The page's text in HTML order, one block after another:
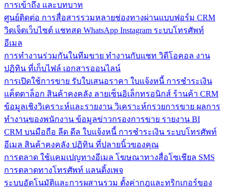
การเข้าถึง และบทบาท
ศูนย์ติดต่อ การสื่อสารรวมหลายช่องทางผ่านแบบฟอร์ม CRM
วิดเจ็ตเว็บไซต์ แชทสด WhatsApp Instagram ระบบโทรศัพท์
อีเมล
การทำงานร่วมกันในทีมขาย ทำงานกับแชท วิดีโอคอล งาน
ปฏิทิน ที่เก็บไฟล์ เอกสารออนไลน์
การเปิดใช้การขาย รับใบเสนอราคา ใบแจ้งหนี้ การชำระเงิน
แค็ตตาล็อก สินค้าคงคลัง ลายเซ็นอิเล็กทรอนิกส์ ร้านค้า CRM
ข้อมูลเชิงวิเคราะห์และรายงาน วิเคราะห์กรวยการขาย ผลการ
ทำงานของพนักงาน ข้อมูลข่าวกรองการขาย รายงาน BI
CRM บนมือถือ ลีด ดีล ใบแจ้งหนี้ การชำระเงิน ระบบโทรศัพท์
อีเมล สินค้าคงคลัง ปฏิทิน ที่ปลายนิ้วของคุณ
การตลาด ใช้แคมเปญทางอีเมล โฆษณาทางสื่อโซเชียล SMS
การตลาดทางโทรศัพท์ แลนดิ้งเพจ
ระบบอัตโนมัติและการผสานรวม ตั้งค่ากฎและทริกเกอร์ของ